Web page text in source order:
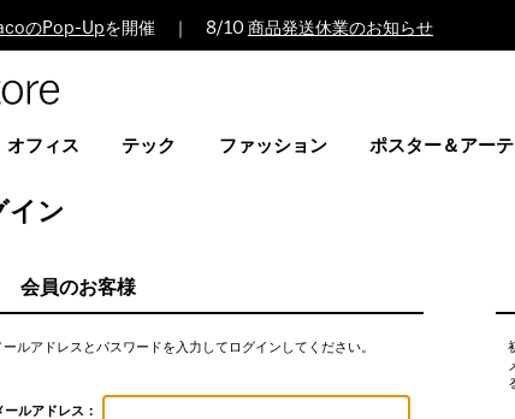
のPop-Upを開催 ｜ 8/10 商品発送休業のお知らせ
Design
オフィス テック ファッション ポスター＆アーテ
イン
会員のお客様
ールアドレスとパスワードを入力してログインしてください。
ールアドレス：